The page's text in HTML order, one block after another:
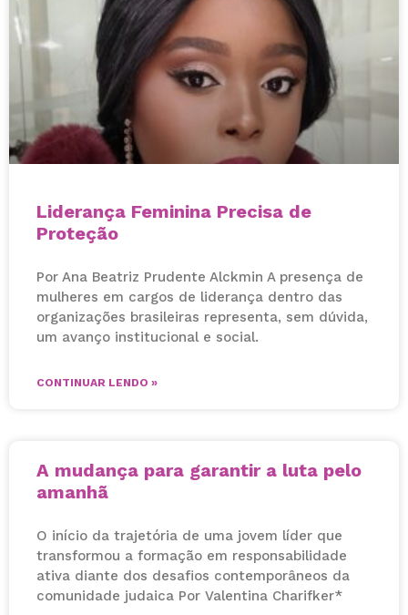
Liderança Feminina Precisa de
Proteção
Por Ana Beatriz Prudente Alckmin A presença de
mulheres em cargos de liderança dentro das
organizações brasileiras representa, sem dúvida,
um avanço institucional e social.
CONTINUAR LENDO »
A mudança para garantir a luta pelo
amanhã
O início da trajetória de uma jovem líder que
transformou a formação em responsabilidade
ativa diante dos desafios contemporâneos da
comunidade judaica Por Valentina Charifker*